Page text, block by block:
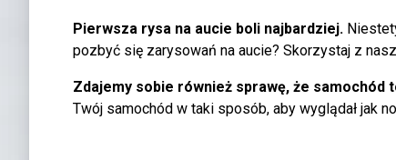
Pierwsza rysa na aucie boli najbardziej.
pozbyć się zarysowań na aucie? Skorzystaj z
Zdajemy sobie również sprawę, że samochód
Twój samochód w taki sposób, aby wyglądał jak